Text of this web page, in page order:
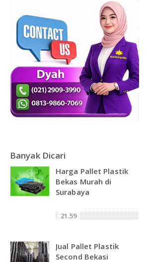
Banyak Dicari
Harga Pallet Plastik
Bekas Murah di
Surabaya
21.59
Jual Pallet Plastik
Second Bekasi